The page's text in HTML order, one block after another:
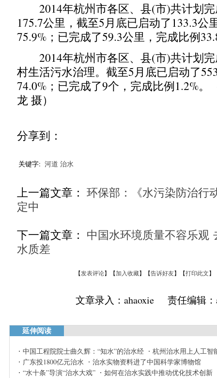
2014年杭州市各区、县(市)共计划完
175.7公里，截至5月底已启动了133.3公
75.9%；已完成了59.3公里，完成比例
2014年杭州市各区、县(市)共计划完
村生活污水治理。截至5月底已启动了
74.0%；已完成了9个，完成比例1.2%。
龙 摄）
分享到：
关键字: 河道 治水
上一篇文章： 环保部：《水污染防治行
定中
下一篇文章： 中国水环境质量不容乐观
水质差
【发表评论】【加入收藏】【告诉好友】【打印此文】
文章录入：ahaoxie 责任编辑
延伸阅读
中国工程院院士曲久辉：“知水”的治水经
杭州治水用上人工智
广东投1800亿元治水
治水实物资料进了中国科学家博物馆
“水十条”导演“治水大戏”
如何在治水实践中推动优化技术创新